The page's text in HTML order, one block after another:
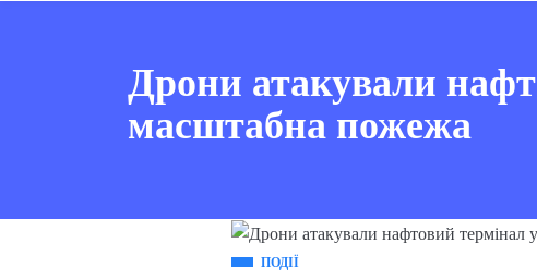
Дрони атакували
масштабна пожежа
ПОДІЇ